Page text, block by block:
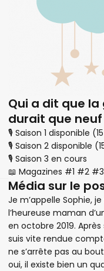
Qui a dit que la
durait que neuf
🎙 Saison 1 disponible
🎙 Saison 2 disponible
🎙 Saison 3 en cours
📖 Magazines #1 #2
Média sur le
Je m’appelle Sophie,
l’heureuse maman
en octobre 2019.
suis vite rendue
ne s’arrête pas au
oui, il existe bien un